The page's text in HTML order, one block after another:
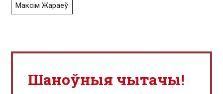
Максім Жараеў
Шаноўныя чытачы!